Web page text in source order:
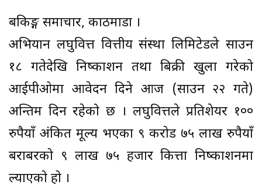
बैंकिङ्ग समाचार, काठमाडौं ।
अभियान लघुवित्त वित्तीय संस्था लिमिटेडले साउन
१८ गतेदेखि निष्काशन तथा बिक्री खुला गरेको
आईपीओमा आवेदन दिने आज (साउन २२ गते)
अन्तिम दिन रहेको छ । लघुवित्तले प्रतिशेयर १००
रुपैयाँ अंकित मूल्य भएका ९ करोड ७५ लाख रुपैयाँ
बराबरको ९ लाख ७५ हजार कित्ता निष्काशनमा
ल्याएको हो ।